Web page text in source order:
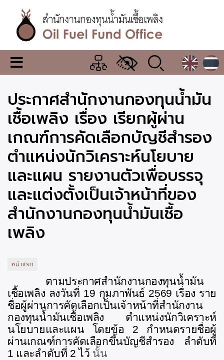
เนื้อหา
หลักสำนักงาน
กองทุน
น้ำมัน
เชื้อ
เพลิง
เมนู
เปลี่ยน
แสดง
ผล
ประกาศสำนักงานกองทุนน้ำมัน
เชื้อเพลิง เรื่อง เรียกผู้ผ่าน
เกณฑ์การคัดเลือกบัญชีสำรอง
ตำแหน่งนักวิเคราะห์นโยบาย
และแผน รายงานตัวเพื่อบรรจุ
และแต่งตั้งเป็นเจ้าหน้าที่ของ
สำนักงานกองทุนน้ำมันเชื้อ
เพลิง
หน้าแรก
ตามประกาศสำนักงานกองทุนน้ำมัน
เชื้อเพลิง ลงวันที่ 19 กุมภาพันธ์ 2569 เรื่อง ราย
ชื่อผู้ผ่านการคัดเลือกเป็นเจ้าหน้าที่สำนักงาน
กองทุนน้ำมันเชื้อเพลิง ตำแหน่งนักวิเคราะห์
นโยบายและแผน โดยข้อ 2 กำหนดรายชื่อผู้
ผ่านเกณฑ์การคัดเลือกขึ้นบัญชีสำรอง ลำดับที่
1 และลำดับที่ 2 ไว้ นั้น